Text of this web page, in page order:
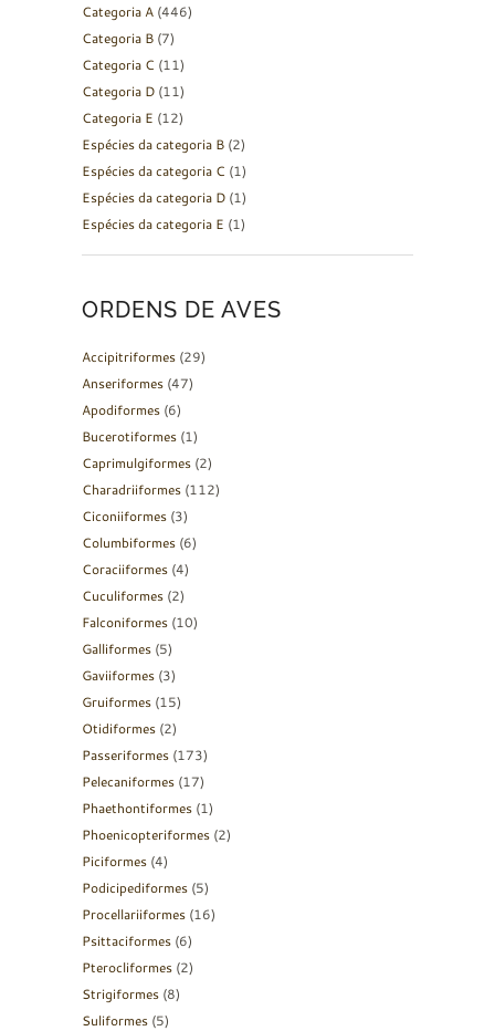
Categoria A (446)
Categoria B (7)
Categoria C (11)
Categoria D (11)
Categoria E (12)
Espécies da categoria B (2)
Espécies da categoria C (1)
Espécies da categoria D (1)
Espécies da categoria E (1)
ORDENS DE AVES
Accipitriformes (29)
Anseriformes (47)
Apodiformes (6)
Bucerotiformes (1)
Caprimulgiformes (2)
Charadriiformes (112)
Ciconiiformes (3)
Columbiformes (6)
Coraciiformes (4)
Cuculiformes (2)
Falconiformes (10)
Galliformes (5)
Gaviiformes (3)
Gruiformes (15)
Otidiformes (2)
Passeriformes (173)
Pelecaniformes (17)
Phaethontiformes (1)
Phoenicopteriformes (2)
Piciformes (4)
Podicipediformes (5)
Procellariiformes (16)
Psittaciformes (6)
Pterocliformes (2)
Strigiformes (8)
Suliformes (5)